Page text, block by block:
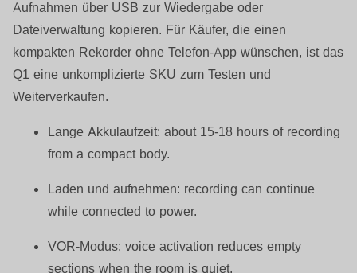
Aufnahmen über USB zur Wiedergabe oder
Dateiverwaltung kopieren. Für Käufer, die einen
kompakten Rekorder ohne Telefon-App wünschen, ist das
Q1 eine unkomplizierte SKU zum Testen und
Weiterverkaufen.
Lange Akkulaufzeit: about 15-18 hours of recording
from a compact body.
Laden und aufnehmen: recording can continue
while connected to power.
VOR-Modus: voice activation reduces empty
sections when the room is quiet.